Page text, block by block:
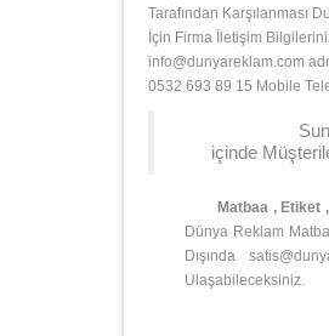
Tarafından Karşılanması
İçin Firma İletişim
info@dunyareklam.com
0532 693 89 15 Mobile
Suni Deri ,
içinde
Matbaa , Etiket ,
Dünya Reklam
Dışında
Ulaşabileceksiniz.